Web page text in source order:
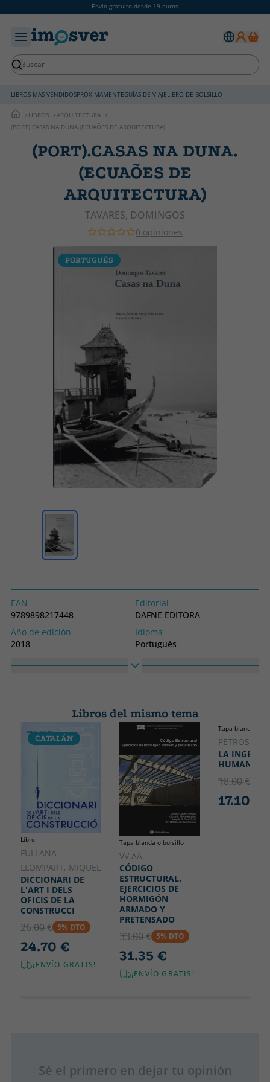
Envío gratuito desde 19 euros
LIBROS MÁS VENDIDOSPRÓXIMAMENTEGUÍAS DE VIAJELIBRO DE BOLSILLO
LIBROS
ARQUITECTURA
(PORT).CASAS NA DUNA.(ECUAÕES DE ARQUITECTURA)
(PORT).CASAS NA DUNA.
(ECUAÕES DE
ARQUITECTURA)
TAVARES, DOMINGOS
0 opiniones
PORTUGUÉS
EAN
9789898217448
Editorial
DAFNE EDITORA
Año de edición
2018
Idioma
Portugués
Alto
Libros del mismo tema
CATALÁN
Libro
FULLANA
LLOMPART, MIQUEL
DICCIONARI DE
L'ART I DELS
OFICIS DE LA
CONSTRUCCI
26.00 € 5% DTO
24.70 €
¡ENVÍO GRATIS!
Tapa blanda o bolsillo
VV.AA.
CÓDIGO
ESTRUCTURAL.
EJERCICIOS DE
HORMIGÓN
ARMADO Y
PRETENSADO
33.00 € 5% DTO
31.35 €
¡ENVÍO GRATIS!
Tapa blanda o
PETROSKI,
LA
HUMANA
18.00 €
17.10 €
Sé el primero en dejar tu opinión